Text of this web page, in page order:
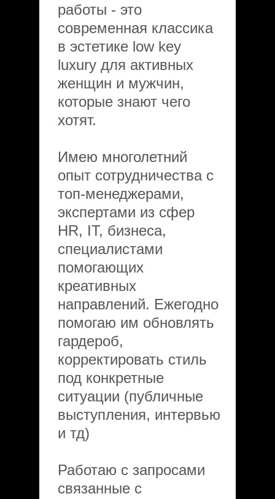
работы - это
современная классика
в эстетике low key
luxury для активных
женщин и мужчин,
которые знают чего
хотят.
Имею многолетний
опыт сотрудничества с
топ-менеджерами,
экспертами из сфер
HR, IT, бизнеса,
специалистами
помогающих
креативных
направлений. Ежегодно
помогаю им обновлять
гардероб,
корректировать стиль
под конкретные
ситуации (публичные
выступления, интервью
и тд)
Работаю с запросами
связанные с